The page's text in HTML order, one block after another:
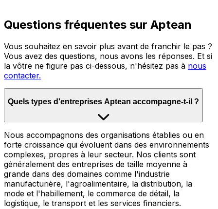
Questions fréquentes sur Aptean
Vous souhaitez en savoir plus avant de franchir le pas ?
Vous avez des questions, nous avons les réponses. Et si
la vôtre ne figure pas ci-dessous, n'hésitez pas à nous
contacter.
Quels types d'entreprises Aptean accompagne-t-il ?
Nous accompagnons des organisations établies ou en
forte croissance qui évoluent dans des environnements
complexes, propres à leur secteur. Nos clients sont
généralement des entreprises de taille moyenne à
grande dans des domaines comme l'industrie
manufacturière, l'agroalimentaire, la distribution, la
mode et l'habillement, le commerce de détail, la
logistique, le transport et les services financiers.